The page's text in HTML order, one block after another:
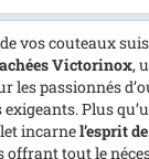
vos couteaux
Victorinox,
les passionnés
Plus
incarnel’esprit
offrant tout le